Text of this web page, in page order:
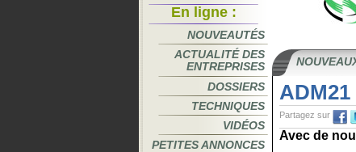
En ligne :
NOUVEAUTÉS
ACTUALITÉ DES
ENTREPRISES
DOSSIERS
TECHNIQUES
VIDÉOS
PETITES ANNONCES
Partagez sur
Avec de